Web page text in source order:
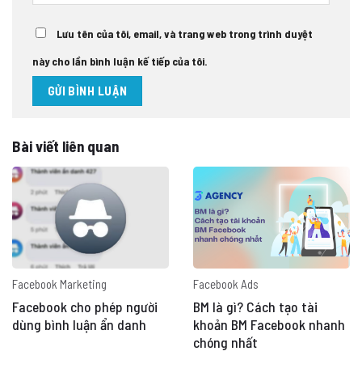
Lưu tên của tôi, email, và trang web trong trình duyệt
này cho lần bình luận kế tiếp của tôi.
Bài viết liên quan
Facebook Marketing
Facebook cho phép người
dùng bình luận ẩn danh
Facebook Ads
BM là gì? Cách tạo tài
khoản BM Facebook nhanh
chóng nhất